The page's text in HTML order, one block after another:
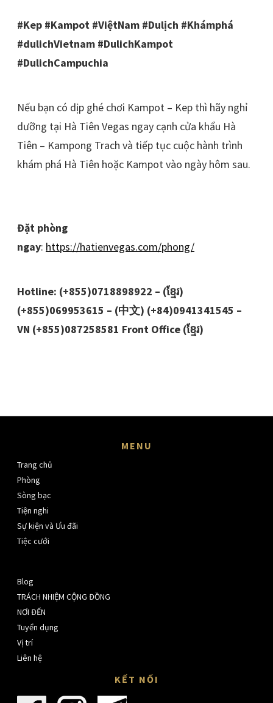
#Kep #Kampot #ViệtNam #Dulịch #Khámphá
#dulichVietnam #DulichKampot
#DulichCampuchia
Nếu bạn có dịp ghé chơi Kampot – Kep thì hãy nghỉ
dưỡng tại Hà Tiên Vegas ngay cạnh cửa khẩu Hà
Tiên – Kampong Trach và tiếp tục cuộc hành trình
khám phá Hà Tiên hoặc Kampot vào ngày hôm sau.
Đặt phòng
ngay: https://hatienvegas.com/phong/
Hotline: (+855)0718898922 – (ខ្មែរ)
(+855)069953615 – (中文) (+84)0941341545 –
VN (+855)087258581 Front Office (ខ្មែរ)
MENU
Trang chủ
Phòng
Sòng bạc
Tiện nghi
Sự kiện và Ưu đãi
Tiệc cưới
Blog
TRÁCH NHIỆM CỘNG ĐỒNG
NƠI ĐẾN
Tuyển dụng
Vị trí
Liên hệ
KẾT NỐI